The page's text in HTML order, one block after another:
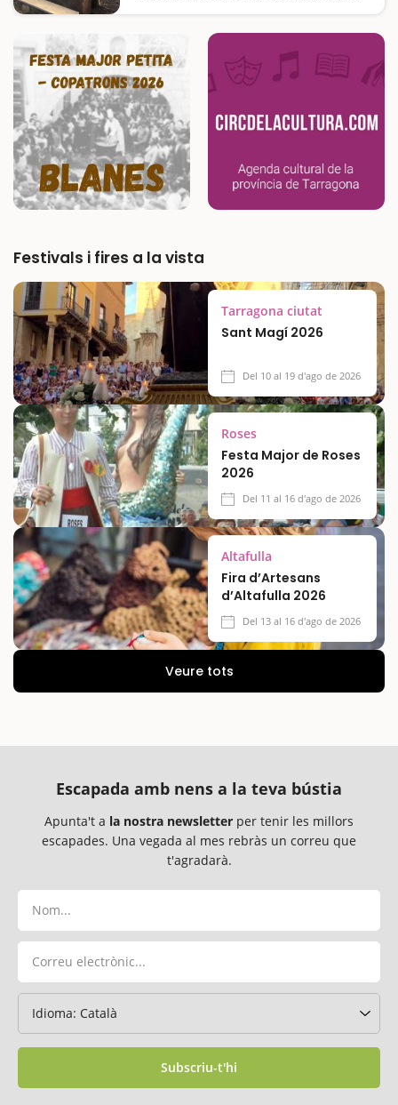
espai natural agradable, preciós, envoltat de
bosc i molt gran. En segon lloc perquè és un
lloc de celebració…
Festivals i fires a la vista
Tarragona ciutat
Sant Magí 2026
Del 10 al 19 d'ago de 2026
Roses
Festa Major de Roses
2026
Del 11 al 16 d'ago de 2026
Altafulla
Fira d’Artesans
d’Altafulla 2026
Del 13 al 16 d'ago de 2026
Veure tots
Escapada amb nens a la teva bústia
Apunta't a la nostra newsletter per tenir les millors
escapades. Una vegada al mes rebràs un correu que
t'agradarà.
Subscriu-t'hi